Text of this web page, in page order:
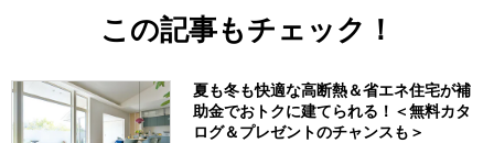
この記事もチェック！
夏も冬も快適な高断熱＆省エネ住宅が補
助金でおトクに建てられる！＜無料カタ
ログ＆プレゼントのチャンスも＞